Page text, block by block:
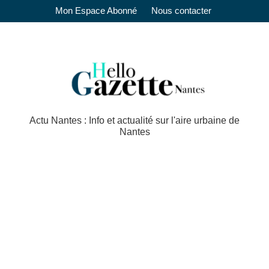
Mon Espace Abonné Nous contacter
Actu Nantes : Info et actualité sur l'aire urbaine de
Nantes